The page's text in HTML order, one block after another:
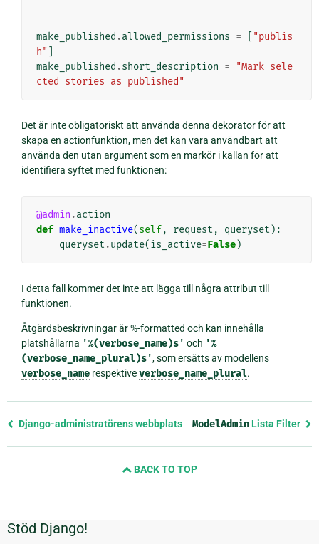
make_published .allowed_permissions =
"publis
h"
make_published .short_description =
"Mark sele
cted stories as published"
Det är inte obligatoriskt att använda denna dekorator för att
skapa en actionfunktion, men det kan vara användbart att
använda den utan argument som en markör i källan för att
identifiera syftet med funktionen:
@admin .action
def make_inactive(self, request , queryset ):
queryset .update(is_active=False)
I detta fall kommer det inte att lägga till några attribut till
funktionen.
Åtgärdsbeskrivningar är %-formatted och kan innehålla
platshållarna '%(verbose_name)s' och '%
(verbose_name_plural)s', som ersätts av modellens
verbose_namerespektiveverbose_name_plural.
Föregående
Django-administratörens webbplats ModelAdminLista Filter
BACK TO TOP
Ytterligare
Stöd Django!